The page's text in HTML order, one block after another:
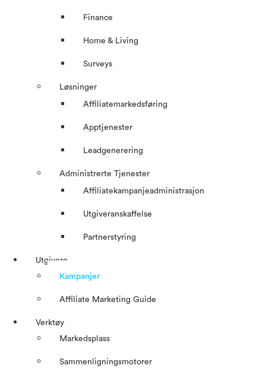
Finance
Home & Living
Surveys
Løsninger
Affiliatemarkedsføring
Apptjenester
Leadgenerering
Administrerte Tjenester
Affiliatekampanjeadministrasjon
Utgiveranskaffelse
Partnerstyring
Utgivere
Kampanjer
Affiliate Marketing Guide
Verktøy
Markedsplass
Sammenligningsmotorer